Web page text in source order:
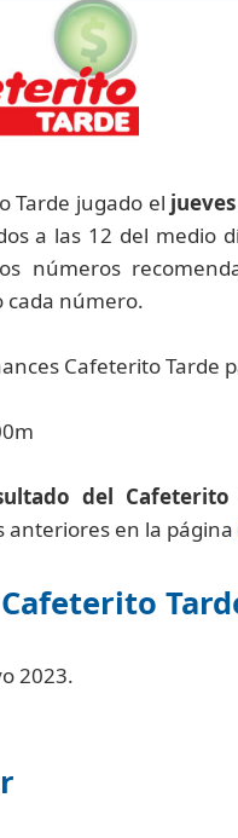
Tarde jugado el
a las 12 del medio
números
cada número.
Cafeterito Tarde
del Cafeterito
anteriores en la página
2023.